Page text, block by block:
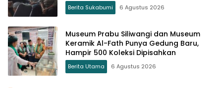
Berita Sukabumi 6 Agustus 2026
Museum Prabu Siliwangi dan Museum
Keramik Al-Fath Punya Gedung Baru,
Hampir 500 Koleksi Dipisahkan
Berita Utama 6 Agustus 2026